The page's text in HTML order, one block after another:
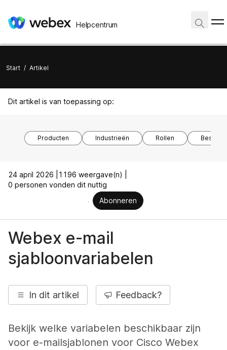
Helpcentrum
Start / Artikel
Dit artikel is van toepassing op:
Producten Industrieën Rollen
24 april 2026 |
1196 weergave(n) |
0 personen vonden dit nuttig
Abonneren
Webex e-mail
sjabloonvariabelen
In dit artikel Feedback?
Bekijk welke variabelen beschikbaar zijn
voor e-mailsjablonen voor Cisco Webex